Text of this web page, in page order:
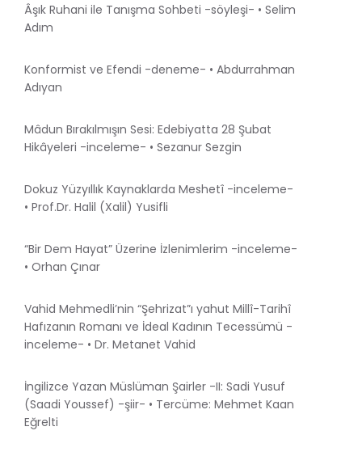
Âşık Ruhani ile Tanışma Sohbeti -söyleşi- • Selim
Adım
Konformist ve Efendi -deneme- • Abdurrahman
Adıyan
Mâdun Bırakılmışın Sesi: Edebiyatta 28 Şubat
Hikâyeleri -inceleme- • Sezanur Sezgin
Dokuz Yüzyıllık Kaynaklarda Meshetî -inceleme-
• Prof.Dr. Halil (Xalil) Yusifli
“Bir Dem Hayat” Üzerine İzlenimlerim -inceleme-
• Orhan Çınar
Vahid Mehmedli’nin “Şehrizat”ı yahut Millî-Tarihî
Hafızanın Romanı ve İdeal Kadının Tecessümü -
inceleme- • Dr. Metanet Vahid
İngilizce Yazan Müslüman Şairler -II: Sadi Yusuf
(Saadi Youssef) -şiir- • Tercüme: Mehmet Kaan
Eğrelti